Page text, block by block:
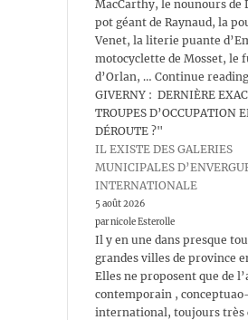
MacCarthy, le nounours de
pot géant de Raynaud, la
Venet, la literie puante
motocyclette de Mosset, le
d’Orlan, … Continue
GIVERNY : DERNIÈRE
TROUPES D’OCCUPATION
DÉROUTE ?"
IL EXISTE DES GALERIES
MUNICIPALES
INTERNATIONALE
5 août 2026
par nicole Esterolle
Il y en une dans presque
grandes villes de province
Elles ne proposent que de
contemporain ,
international, toujours très